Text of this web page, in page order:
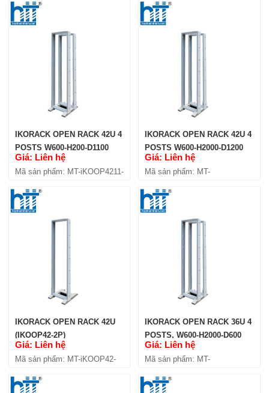
IKORACK OPEN RACK 27U
IKORACK OPEN RACK 27U 4
IKORACK OPEN RACK 42U 4
POSTS W600-H200-D1100
(IKOOP4211-4P)
Giá: Liên hệ
Mã sản phẩm: MT-iKOOP4211-
IKORACK OPEN RACK 42U 4
POSTS W600-H2000-D1200
(IKOOP4212-4P)
Giá: Liên hệ
Mã sản phẩm: MT-
IKORACK OPEN RACK 42U
(IKOOP42-2P)
Giá: Liên hệ
Mã sản phẩm: MT-iKOOP42-
IKORACK OPEN RACK 36U 4
POSTS, W600-H2000-D600
(IKOOP3606-4P)
Giá: Liên hệ
Mã sản phẩm: MT-